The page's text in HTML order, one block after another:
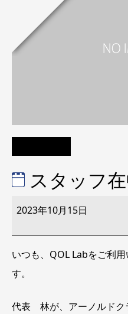
スタッフ
タ
在
時
不
2023年10月15日
いつも、QOL Labをご利
す。
代表 林が、アーノルドク